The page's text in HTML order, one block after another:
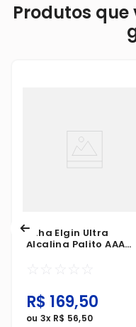
Produtos
Pilha Elgin Ultra
Alcalina Palito AAA
☆ ☆ ☆ ☆ ☆
R$ 169,50
ou 3x R$ 56,50